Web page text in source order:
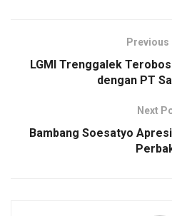
Previous
LGMI Trenggalek
dengan PT
Next
Bambang Soesatyo